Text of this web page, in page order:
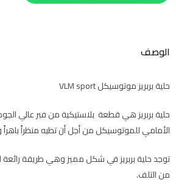
الوصف
حلية بربريز موتوسيكل VLM sport
حلية بربريز هي قطعة بلاستيكية من فبر عالي
الأمامي للموتوسيكل من أجل أن تطيه منظراً باهراً
توجد حلية بربريز في شكل مميز وهي طريقة رائعة
من التلف.